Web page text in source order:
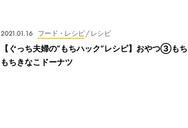
2021.01.16 フード・レシピ/ レシピ
【ぐっち夫婦の”もちハック”レシピ】おやつ③もち
もちきなこドーナツ